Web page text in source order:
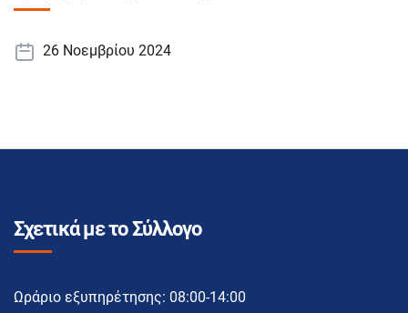
26 Νοεμβρίου 2024
Σχετικά με το Σύλλογο
Ωράριο εξυπηρέτησης: 08:00-14:00